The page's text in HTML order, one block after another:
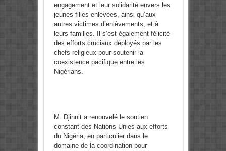
engagement et leur solidarité envers les
jeunes filles enlevées, ainsi qu’aux
autres victimes d’enlèvements, et à
leurs familles. Il s’est également félicité
des efforts cruciaux déployés par les
chefs religieux pour soutenir la
coexistence pacifique entre les
Nigérians.
M. Djinnit a renouvelé le soutien
constant des Nations Unies aux efforts
du Nigéria, en particulier dans le
domaine de la coordination pour